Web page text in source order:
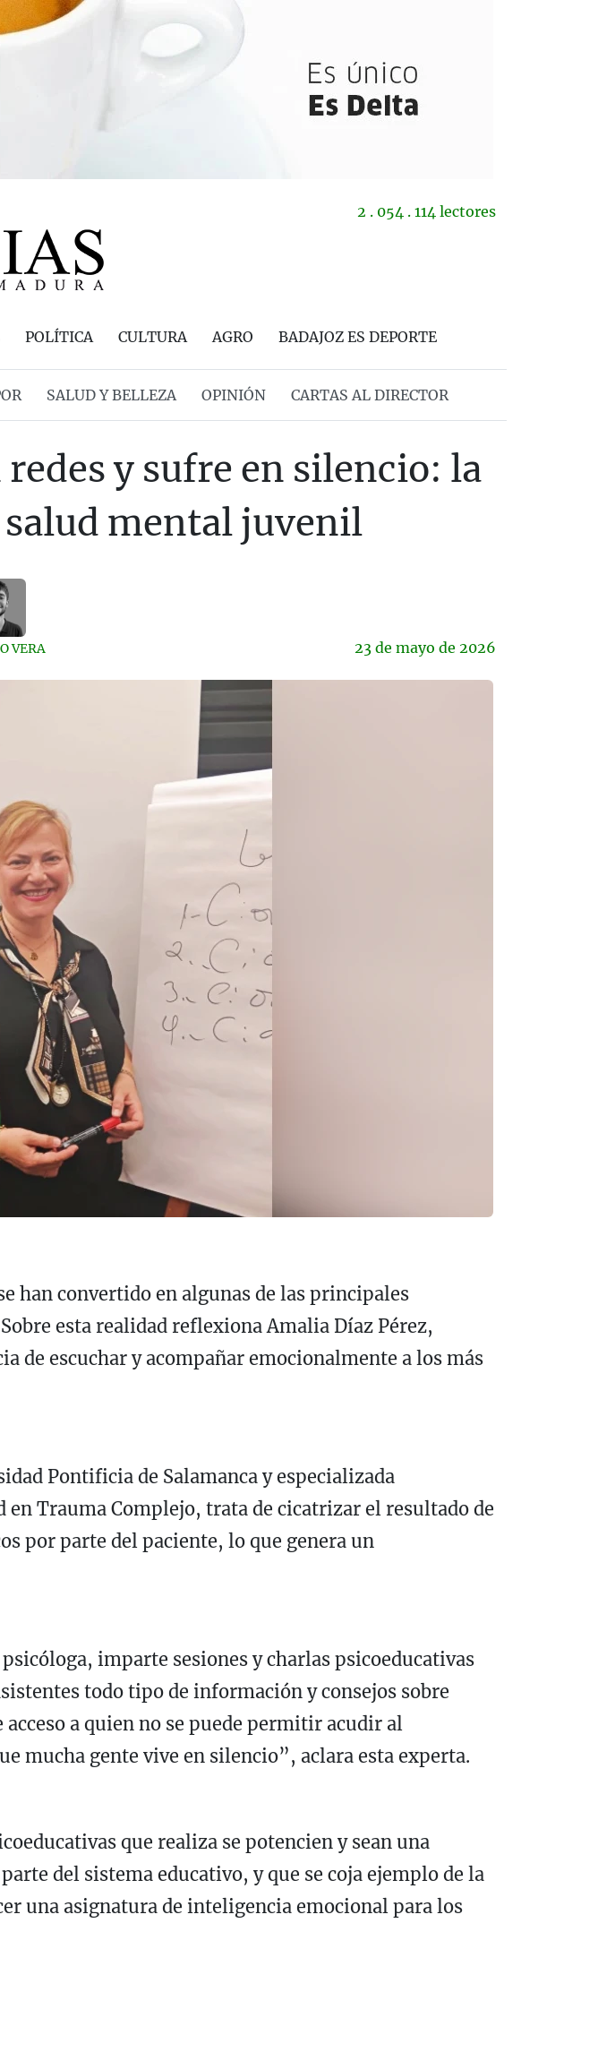
2 . 054 . 114 lectores
POLÍTICA CULTURA AGRO BADAJOZ ES DEPORTE
SALUD Y BELLEZA OPINIÓN CARTAS AL DIRECTOR
y sufre en silencio: la
mental juvenil
VERA 23 de mayo de 2026
han convertido en algunas de las principales
esta realidad reflexiona Amalia Díaz Pérez,
de escuchar y acompañar emocionalmente a los más
Pontificia de Salamanca y especializada
Trauma Complejo, trata de cicatrizar el resultado de
por parte del paciente, lo que genera un
imparte sesiones y charlas psicoeducativas
todo tipo de información y consejos sobre
a quien no se puede permitir acudir al
mucha gente vive en silencio”, aclara esta experta.
que realiza se potencien y sean una
del sistema educativo, y que se coja ejemplo de la
una asignatura de inteligencia emocional para los